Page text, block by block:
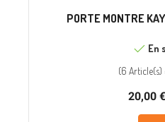
PORTE MONTRE
En
(6 Article(s)
20,00